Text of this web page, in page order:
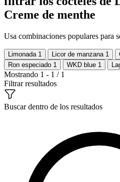
Creme de menthe
Usa combinaciones populares para
Limonada 1 Licor de manzana 1
Ron especiado 1 WKD blue 1
Mostrando 1 - 1 / 1
Filtrar resultados
Buscar dentro de los resultados